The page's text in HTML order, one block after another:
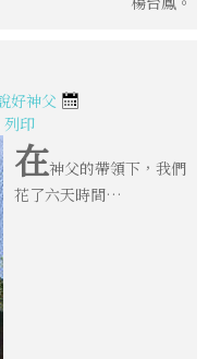
好神父
列印
在神父的帶領下，我們
花了六天時間…